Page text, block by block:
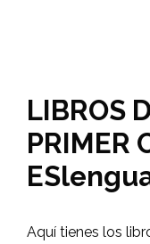
LIBROS
PRIMER
Aquí tienes los